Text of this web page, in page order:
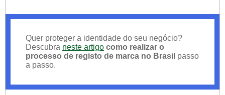
Quer proteger a identidade do seu negócio?
Descubra neste artigo como realizar o
processo de registo de marca no Brasil passo
a passo.